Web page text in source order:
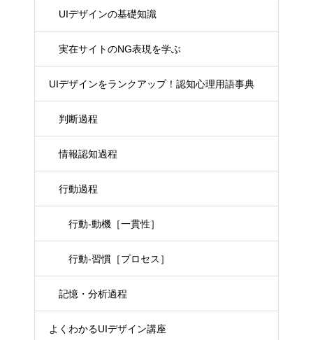
UIデザインの基礎知識
実在サイトのNG表現を学ぶ
UIデザインをランクアップ！認知心理用語事典
判断過程
情報認知過程
行動過程
行動-動機［一貫性］
行動-習慣［プロセス］
記憶・分析過程
よくわかるUIデザイン講座